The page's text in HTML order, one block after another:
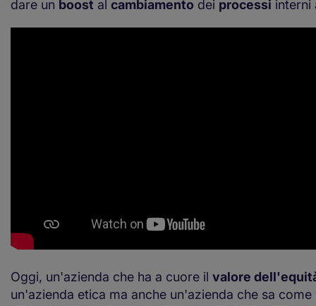
dare un boost al cambiamento dei processi interni
Oggi, un'azienda che ha a cuore il valore
un'azienda etica ma anche un'azienda che sa